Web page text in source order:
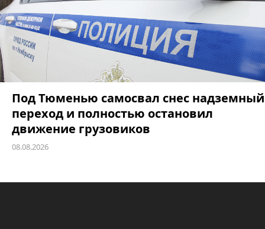
Под Тюменью самосвал снес надземный
переход и полностью остановил
движение грузовиков
08.08.2026